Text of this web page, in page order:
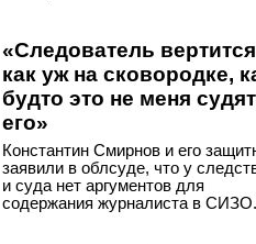
«Следователь вертится
как уж на сковородке,
будто это не меня
его»
Константин Смирнов и его
заявили в облсуде, что у
и суда нет аргументов для
содержания журналиста в СИЗО.